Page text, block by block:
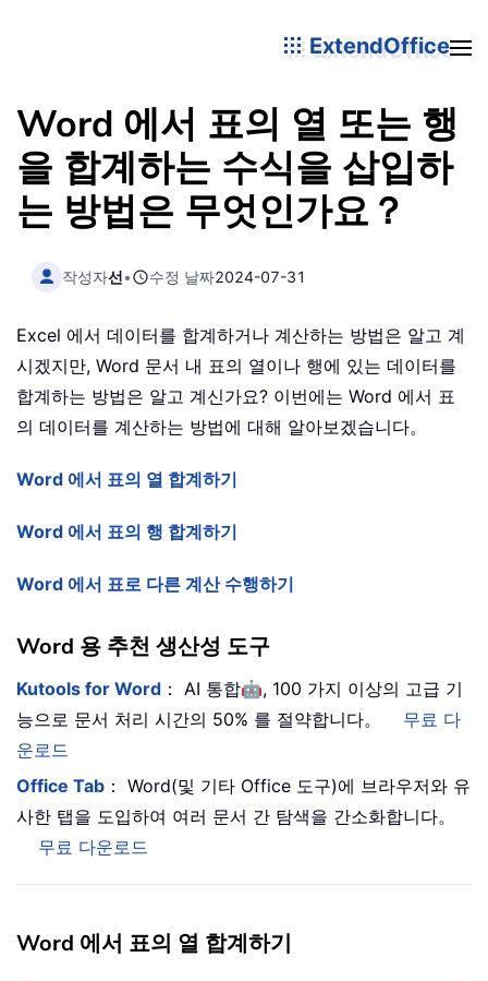
ExtendOffice
Word 에서 표의 열 또는 행
을 합계하는 수식을 삽입하
는 방법은 무엇인가요？
작성자선• 수정 날짜2024-07-31
Excel 에서 데이터를 합계하거나 계산하는 방법은 알고 계
시겠지만, Word 문서 내 표의 열이나 행에 있는 데이터를
합계하는 방법은 알고 계신가요? 이번에는 Word 에서 표
의 데이터를 계산하는 방법에 대해 알아보겠습니다。
Word 에서 표의 열 합계하기
Word 에서 표의 행 합계하기
Word 에서 표로 다른 계산 수행하기
Word 용 추천 생산성 도구
Kutools for Word ： AI 통합🤖, 100 가지 이상의 고급 기
능으로 문서 처리 시간의 50% 를 절약합니다。
무료 다
운로드
Office Tab ： Word(및 기타 Office 도구)에 브라우저와 유
사한 탭을 도입하여 여러 문서 간 탐색을 간소화합니다。
무료 다운로드
Word 에서 표의 열 합계하기